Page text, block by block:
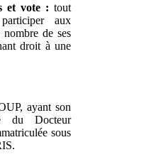
et vote : tout
aux
nombre de ses
droit à une
ayant son
du Docteur
sous